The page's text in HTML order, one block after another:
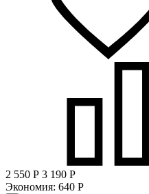
2 550 Р 3 190 Р
Экономия: 640 Р